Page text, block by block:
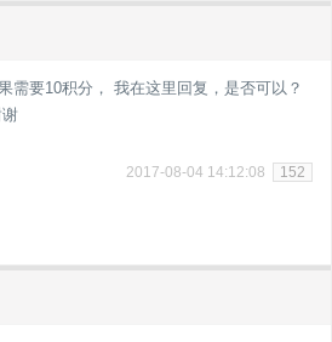
需要10积分， 我在这里回复，是否可以？
2017-08-04 14:12:08 152